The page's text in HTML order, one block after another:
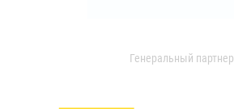
Генеральный партнер